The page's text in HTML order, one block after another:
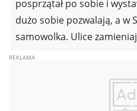
posprzątał po sobie i
dużo sobie pozwalają, a w
samowolka. Ulice